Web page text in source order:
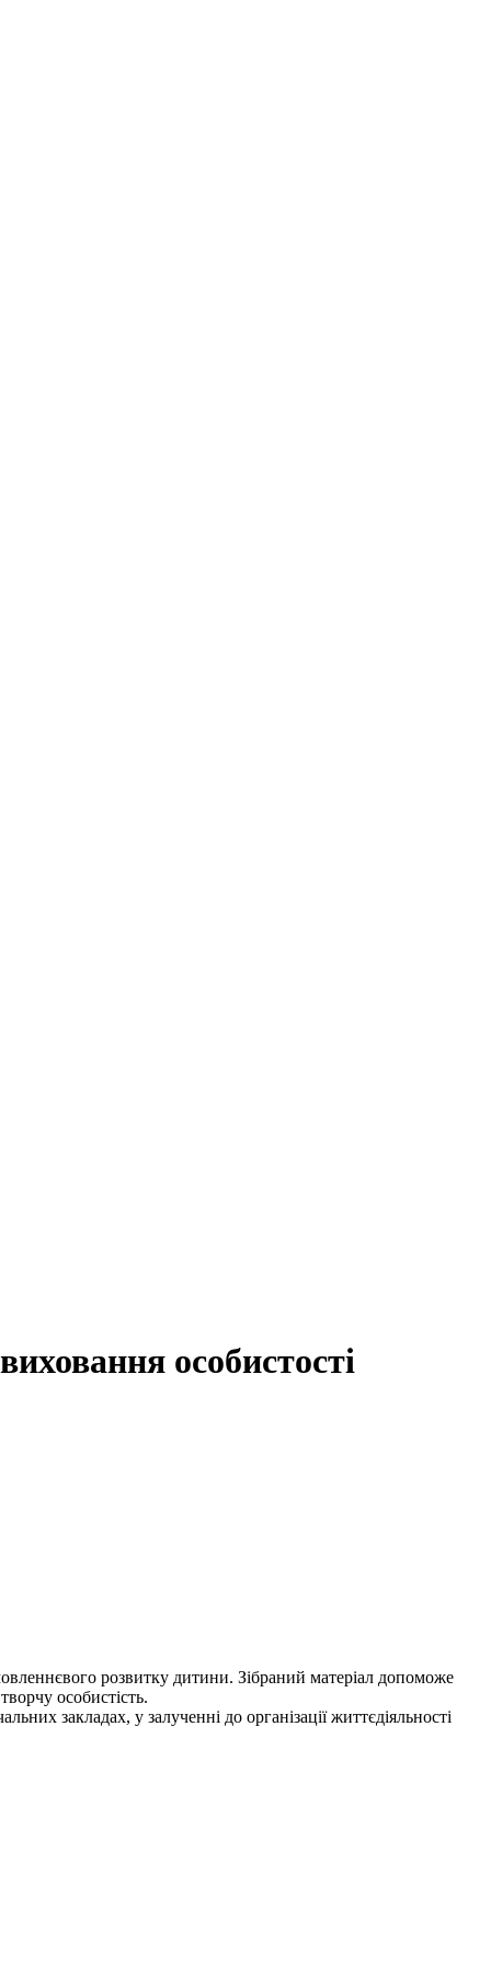
особистості
розвитку дитини. Зібраний матеріал допоможе
особистість.
закладах, у залученні до організації життєдіяльності